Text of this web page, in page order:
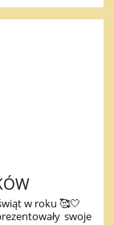
w roku 🥰🤍
swoje